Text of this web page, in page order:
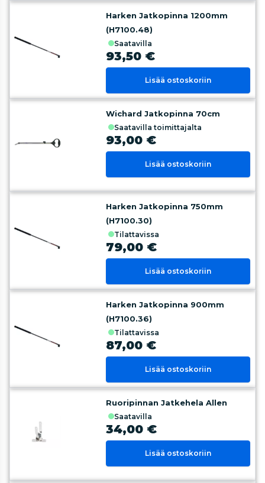
Harken Jatkopinna 1200mm
(H7100.48)
saatavilla
93,50 €
Lisää ostoskoriin
Wichard Jatkopinna 70cm
saatavilla toimittajalta
93,00 €
Lisää ostoskoriin
Harken Jatkopinna 750mm
(H7100.30)
tilattavissa
79,00 €
Lisää ostoskoriin
Harken Jatkopinna 900mm
(H7100.36)
tilattavissa
87,00 €
Lisää ostoskoriin
Ruoripinnan Jatkehela Allen
saatavilla
34,00 €
Lisää ostoskoriin